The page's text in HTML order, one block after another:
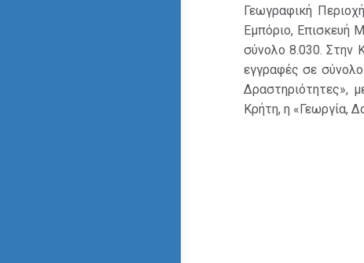
Γεωγραφική
Εμπόριο, Επισκευή
σύνολο 8.030. Στην
εγγραφές σε σύνολο
Δραστηριότητες»,
Κρήτη, η «Γεωργία,